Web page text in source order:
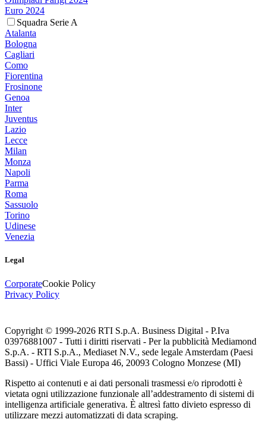
Euro 2024
Squadra Serie A
Atalanta
Bologna
Cagliari
Como
Fiorentina
Frosinone
Genoa
Inter
Juventus
Lazio
Lecce
Milan
Monza
Napoli
Parma
Roma
Sassuolo
Torino
Udinese
Venezia
Legal
CorporateCookie Policy
Privacy Policy
Copyright © 1999-2026 RTI S.p.A. Business Digital - P.Iva
03976881007 - Tutti i diritti riservati - Per la pubblicità Mediamond
S.p.A. - RTI S.p.A., Mediaset N.V., sede legale Amsterdam (Paesi
Bassi) - Uffici Viale Europa 46, 20093 Cologno Monzese (MI)
Rispetto ai contenuti e ai dati personali trasmessi e/o riprodotti è
vietata ogni utilizzazione funzionale all’addestramento di sistemi di
intelligenza artificiale generativa. È altresì fatto divieto espresso di
utilizzare mezzi automatizzati di data scraping.